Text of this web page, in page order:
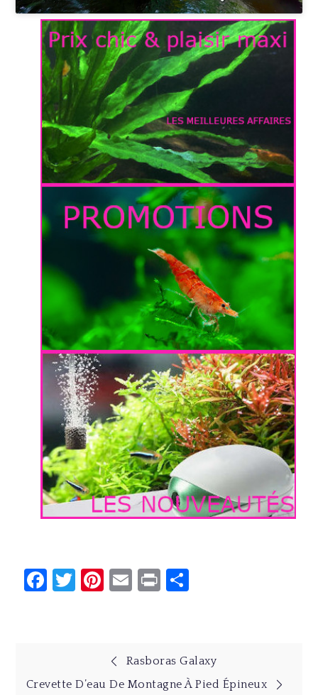
Facebook
Twitter
Pinterest
EmailPrint
NavigationRasboras Galaxy
Crevette D’eau De Montagne À Pied Épineux